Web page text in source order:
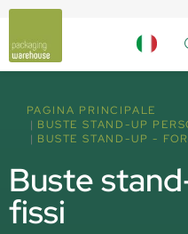
PAGINA PRINCIPALE
BUSTE STAND-UP
BUSTE STAND-UP -
Buste
fissi